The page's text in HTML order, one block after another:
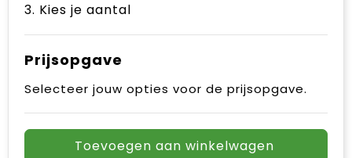
3. Kies je aantal
Prijsopgave
Selecteer jouw opties voor de prijsopgave.
Toevoegen aan winkelwagen